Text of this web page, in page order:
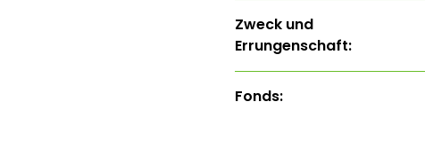
Zweck und
Errungenschaft:
Fonds: